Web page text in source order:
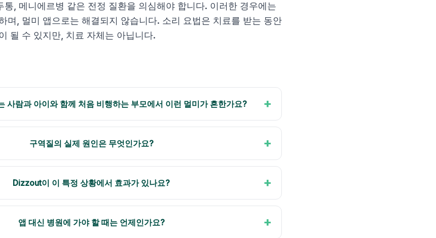
통, 메니에르병 같은 전정 질환을 의심해야 합니다. 이러한 경우에는
며, 멀미 앱으로는 해결되지 않습니다. 소리 요법은 치료를 받는 동안
될 수 있지만, 치료 자체는 아닙니다.
사람과 아이와 함께 처음 비행하는 부모에서 이런 멀미가 흔한가요? +
구역질의 실제 원인은 무엇인가요? +
Dizzout이 이 특정 상황에서 효과가 있나요? +
앱 대신 병원에 가야 할 때는 언제인가요? +